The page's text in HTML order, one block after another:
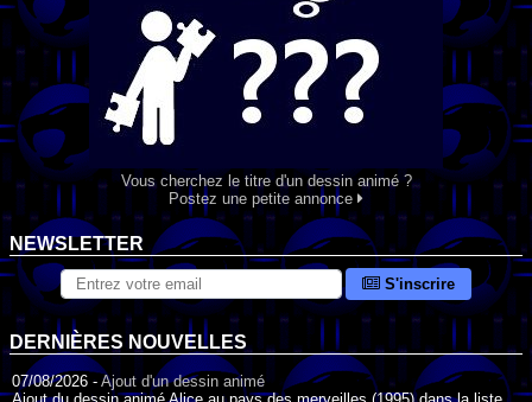
Vous cherchez le titre d'un dessin animé ?
Postez une petite annonce
NEWSLETTER
S'inscrire
DERNIÈRES NOUVELLES
07/08/2026 - Ajout d'un dessin animé